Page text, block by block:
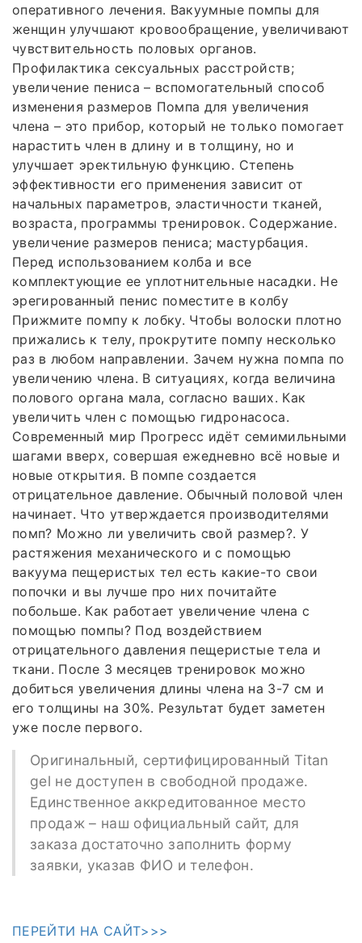
оперативного лечения. Вакуумные помпы для
женщин улучшают кровообращение, увеличивают
чувствительность половых органов.
Профилактика сексуальных расстройств;
увеличение пениса – вспомогательный способ
изменения размеров Помпа для увеличения
члена – это прибор, который не только помогает
нарастить член в длину и в толщину, но и
улучшает эректильную функцию. Степень
эффективности его применения зависит от
начальных параметров, эластичности тканей,
возраста, программы тренировок. Содержание.
увеличение размеров пениса; мастурбация.
Перед использованием колба и все
комплектующие ее уплотнительные насадки. Не
эрегированный пенис поместите в колбу
Прижмите помпу к лобку. Чтобы волоски плотно
прижались к телу, прокрутите помпу несколько
раз в любом направлении. Зачем нужна помпа по
увеличению члена. В ситуациях, когда величина
полового органа мала, согласно ваших. Как
увеличить член с помощью гидронасоса.
Современный мир Прогресс идёт семимильными
шагами вверх, совершая ежедневно всё новые и
новые открытия. В помпе создается
отрицательное давление. Обычный половой член
начинает. Что утверждается производителями
помп? Можно ли увеличить свой размер?. У
растяжения механического и с помощью
вакуума пещеристых тел есть какие-то свои
попочки и вы лучше про них почитайте
побольше. Как работает увеличение члена с
помощью помпы? Под воздействием
отрицательного давления пещеристые тела и
ткани. После 3 месяцев тренировок можно
добиться увеличения длины члена на 3-7 см и
его толщины на 30%. Результат будет заметен
уже после первого.
Оригинальный, сертифицированный Titan
gel не доступен в свободной продаже.
Единственное аккредитованное место
продаж – наш официальный сайт, для
заказа достаточно заполнить форму
заявки, указав ФИО и телефон.
ПЕРЕЙТИ НА САЙТ>>>